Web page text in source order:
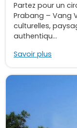
Partez pour un
Prabang – Vang
culturelles,
authentiqu...
Savoir plus